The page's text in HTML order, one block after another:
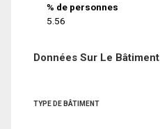
% de personnes
5.56
Données Sur Le Bâtiment
TYPE DE BÂTIMENT